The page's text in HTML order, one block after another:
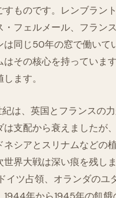
ものです。レンブラン
・フェルメール、フラン
は同じ50年の窓で働いて
はその核心を持っていま
ます。
紀は、英国とフランスの力
支配から衰えましたが
シアとスリナムなどの
世界大戦は深い痕を残し
イツ占領、オランダのユ